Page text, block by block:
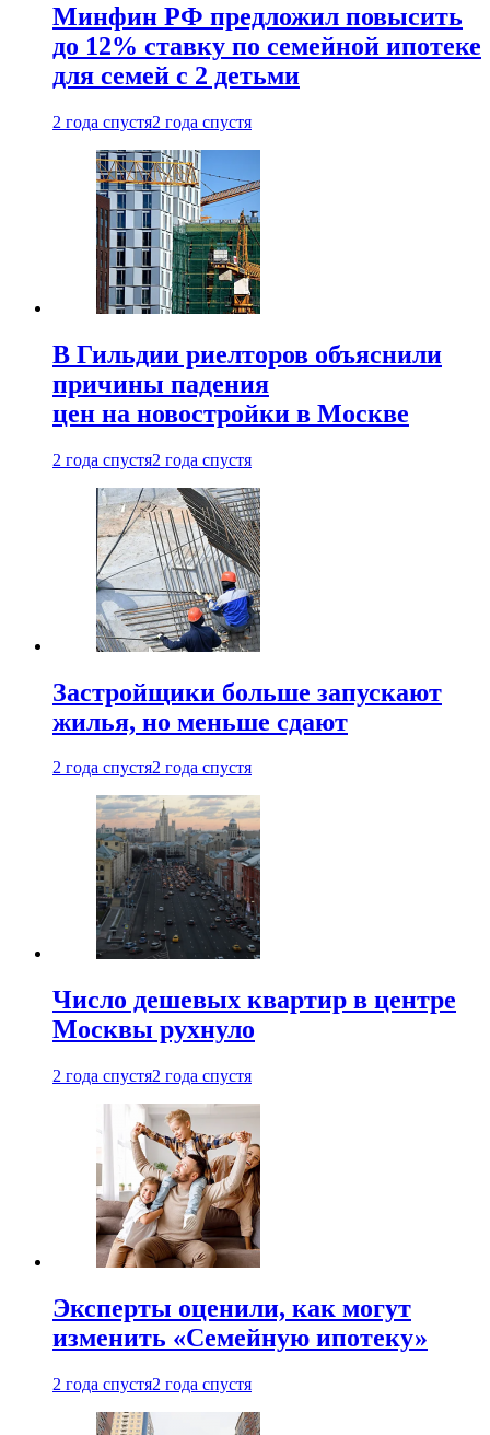
Минфин РФ предложил повысить
до 12% ставку по семейной ипотеке
для семей с 2 детьми
2 года спустя2 года спустя
В Гильдии риелторов объяснили
причины падения
цен на новостройки в Москве
2 года спустя2 года спустя
Застройщики больше запускают
жилья, но меньше сдают
2 года спустя2 года спустя
Число дешевых квартир в центре
Москвы рухнуло
2 года спустя2 года спустя
Эксперты оценили, как могут
изменить «Семейную ипотеку»
2 года спустя2 года спустя